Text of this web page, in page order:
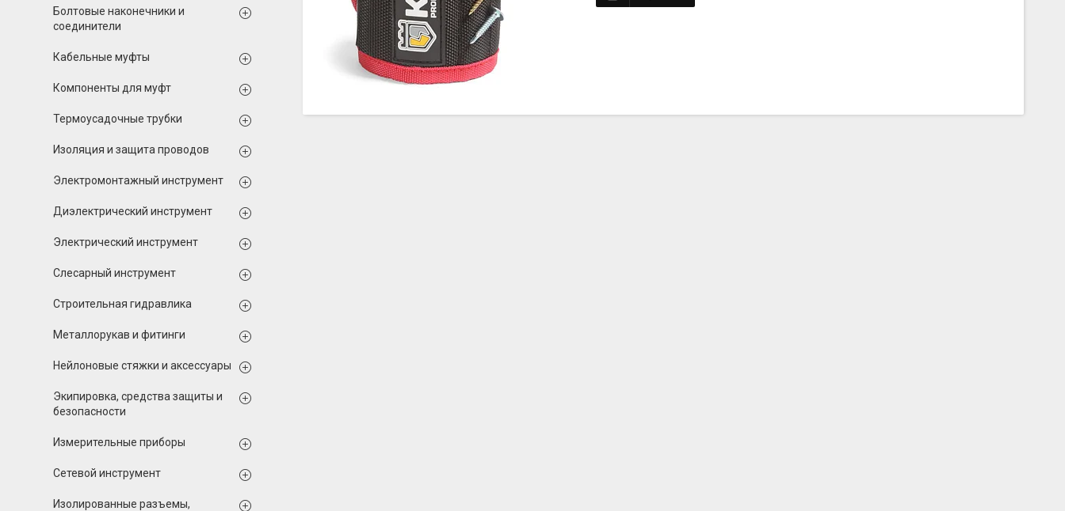
Болтовые наконечники и
соединители
Кабельные муфты
Компоненты для муфт
Термоусадочные трубки
Изоляция и защита проводов
Электромонтажный инструмент
Диэлектрический инструмент
Электрический инструмент
Слесарный инструмент
Строительная гидравлика
Металлорукав и фитинги
Нейлоновые стяжки и аксессуары
Экипировка, средства защиты и
безопасности
Измерительные приборы
Сетевой инструмент
Изолированные разъемы,